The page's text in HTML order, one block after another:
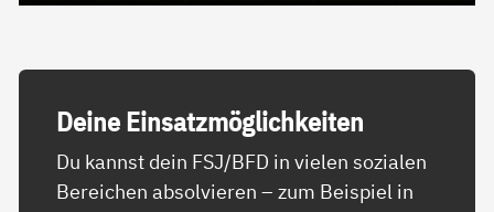
Dei­ne Ein­satz­mög­lich­kei­ten
Du kannst dein FSJ/BFD in vielen sozialen
Bereichen absolvieren – zum Beispiel in